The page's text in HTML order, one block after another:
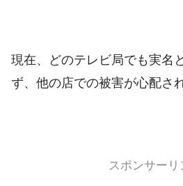
現在、どのテレビ局でも実名
ず、他の店での被害が心配さ
スポンサーリ